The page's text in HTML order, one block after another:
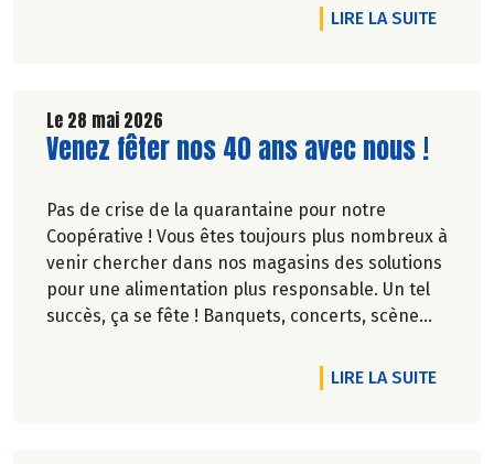
LIRE LA SUITEDE
Le 28 mai 2026
Lire la suite de l'article
Venez fêter nos 40 ans avec nous !
Pas de crise de la quarantaine pour notre
Coopérative ! Vous êtes toujours plus nombreux à
venir chercher dans nos magasins des solutions
pour une alimentation plus responsable. Un tel
succès, ça se fête ! Banquets, concerts, scène
LIRE LA SUITEDE